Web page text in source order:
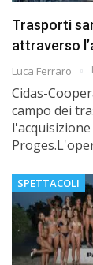
Trasporti
attraverso
Luca Ferraro
Cidas-
campo dei
SPETTACOLI